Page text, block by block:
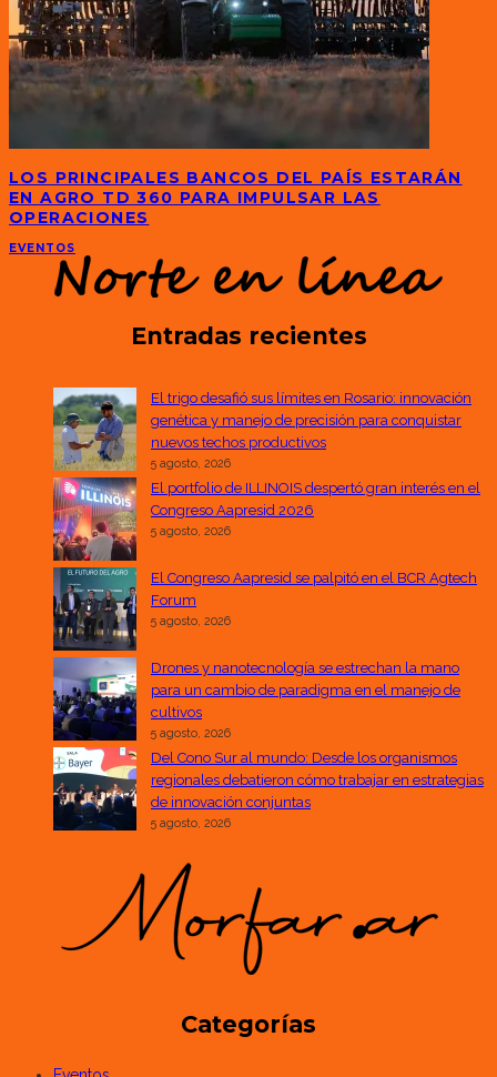
LOS PRINCIPALES BANCOS DEL PAÍS ESTARÁN
EN AGRO TD 360 PARA IMPULSAR LAS
OPERACIONES
EVENTOS
Entradas recientes
El trigo desafió sus límites en Rosario: innovación
genética y manejo de precisión para conquistar
nuevos techos productivos
5 agosto, 2026
El portfolio de ILLINOIS despertó gran interés en el
Congreso Aapresid 2026
5 agosto, 2026
El Congreso Aapresid se palpitó en el BCR Agtech
Forum
5 agosto, 2026
Drones y nanotecnología se estrechan la mano
para un cambio de paradigma en el manejo de
cultivos
5 agosto, 2026
Del Cono Sur al mundo: Desde los organismos
regionales debatieron cómo trabajar en estrategias
de innovación conjuntas
5 agosto, 2026
Categorías